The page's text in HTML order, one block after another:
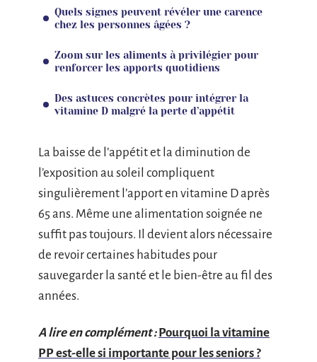
Quels signes peuvent révéler une carence
chez les personnes âgées ?
Zoom sur les aliments à privilégier pour
renforcer les apports quotidiens
Des astuces concrètes pour intégrer la
vitamine D malgré la perte d’appétit
La baisse de l’appétit et la diminution de
l’exposition au soleil compliquent
singulièrement l’apport en vitamine D après
65 ans. Même une alimentation soignée ne
suffit pas toujours. Il devient alors nécessaire
de revoir certaines habitudes pour
sauvegarder la santé et le bien-être au fil des
années.
A lire en complément : Pourquoi la vitamine
PP est-elle si importante pour les seniors ?